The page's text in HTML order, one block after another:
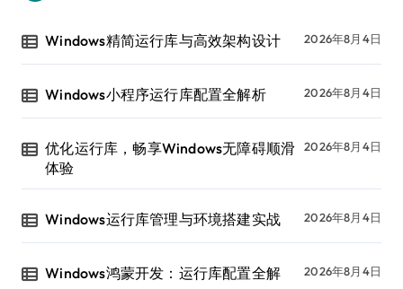
Windows精简运行库与高效架构设计 2026年8月4日
Windows小程序运行库配置全解析 2026年8月4日
优化运行库，畅享Windows无障碍顺滑
体验
2026年8月4日
Windows运行库管理与环境搭建实战 2026年8月4日
Windows鸿蒙开发：运行库配置全解 2026年8月4日